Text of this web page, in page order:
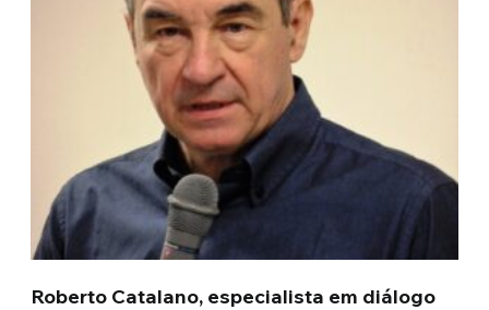
Roberto Catalano, especialista em diálogo